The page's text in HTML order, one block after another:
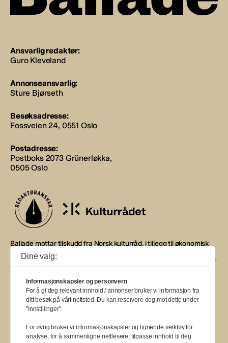
Ansvarlig redaktør:
Guro Kleveland
Annonseansvarlig:
Sture Bjørseth
Besøksadresse:
Fossveien 24, 0551 Oslo
Postadresse:
Postboks 2073 Grünerløkka,
0505 Oslo
Ballade mottar tilskudd fra Norsk kulturråd, i tillegg til økonomisk
støtte fra eierne NOPA, Norsk komponistforening og
Musikkforleggerne. Ballade drives etter Redaktør- og Vær Varsom-
BALLADE — NORGES MUSIKKMAGASIN
Dine valg:
Informasjonskapsler og personvern
For å gi deg relevant innhold / annonser bruker vi informasjon fra
ditt besøk på vårt nettsted. Du kan reservere deg mot dette under
"Innstillinger".
For øvrig bruker vi informasjonskapsler og lignende verktøy for
analyse, for å sammenligne nettlesere, tilpasse innhold til deg